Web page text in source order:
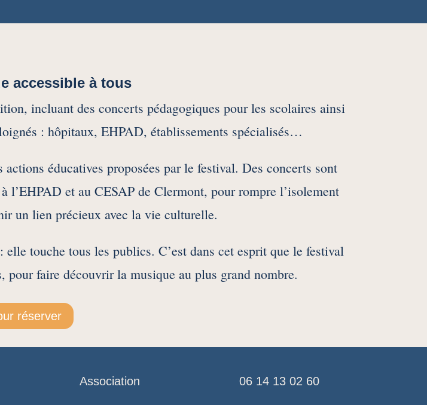
accessible à tous
incluant des concerts pédagogiques pour les scolaires ainsi
: hôpitaux, EHPAD, établissements spécialisés…
éducatives proposées par le festival. Des concerts sont
et au CESAP de Clermont, pour rompre l’isolement
un lien précieux avec la vie culturelle.
touche tous les publics. C’est dans cet esprit que le festival
pour faire découvrir la musique au plus grand nombre.
réserver
Association 06 14 13 02 60